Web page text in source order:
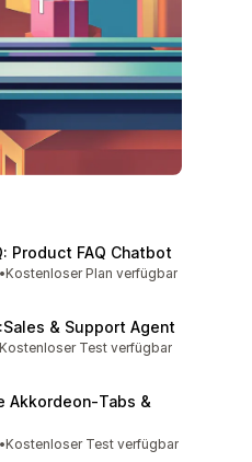
Product FAQ Chatbot
insgesamt
•Kostenloser Plan verfügbar
& Support Agent
insgesamt
Kostenloser Test verfügbar
Akkordeon‑Tabs &
insgesamt
•Kostenloser Test verfügbar